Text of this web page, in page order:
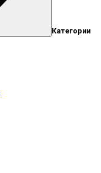
Категории